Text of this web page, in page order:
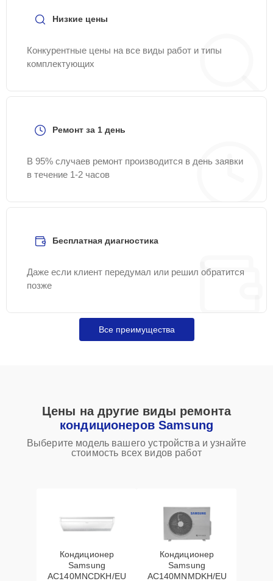
Низкие цены
Конкурентные цены на все виды работ и типы
комплектующих
Ремонт за 1 день
В 95% случаев ремонт производится в день заявки
в течение 1-2 часов
Бесплатная диагностика
Даже если клиент передумал или решил обратится
позже
Все преимущества
Цены на другие виды ремонта
кондиционеров Samsung
Выберите модель вашего устройства и узнайте
стоимость всех видов работ
Кондиционер
Samsung
AC140MNCDKH/EU
Кондиционер
Samsung
AC140MNMDKH/EU